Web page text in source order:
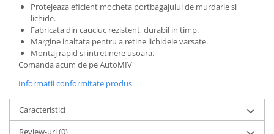
Protejeaza eficient mocheta portbagajului de murdarie si
lichide.
Fabricata din cauciuc rezistent, durabil in timp.
Margine inaltata pentru a retine lichidele varsate.
Montaj rapid si intretinere usoara.
Comanda acum de pe AutoMIV
Informatii conformitate produs
Caracteristici
Review-uri(0)